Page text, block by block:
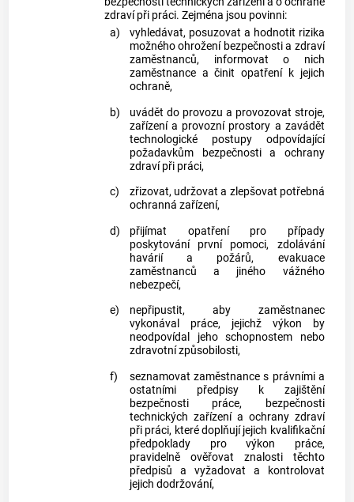
zdraví při práci. Zejména jsou povinni:
a)
vyhledávat, posuzovat a hodnotit rizika
možného ohrožení bezpečnosti a zdraví
zaměstnanců, informovat o nich
zaměstnance a činit opatření k jejich
ochraně,
b)
uvádět do provozu a provozovat stroje,
zařízení a provozní prostory a zavádět
technologické postupy odpovídající
požadavkům bezpečnosti a ochrany
zdraví při práci,
c)
zřizovat, udržovat a zlepšovat potřebná
ochranná zařízení,
d)
přijímat opatření pro případy
poskytování první pomoci, zdolávání
havárií a požárů, evakuace
zaměstnanců a jiného vážného
nebezpečí,
e)
nepřipustit, aby zaměstnanec
vykonával práce, jejichž výkon by
neodpovídal jeho schopnostem nebo
zdravotní způsobilosti,
f)
seznamovat zaměstnance s právními a
ostatními předpisy k zajištění
bezpečnosti práce, bezpečnosti
technických zařízení a ochrany zdraví
při práci, které doplňují jejich kvalifikační
předpoklady pro výkon práce,
pravidelně ověřovat znalosti těchto
předpisů a vyžadovat a kontrolovat
jejich dodržování,